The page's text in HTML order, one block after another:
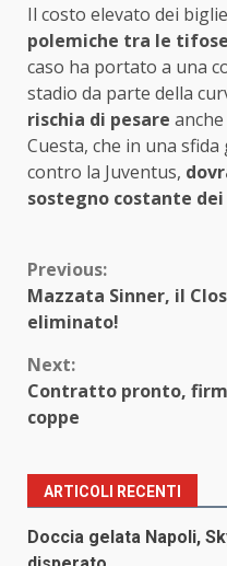
Il costo elevato dei
polemiche tra le
caso ha portato a una
stadio da parte della
rischia di pesare
Cuesta, che in una
contro la Juventus,
sostegno costante
Continue
Reading
Previous:
Mazzata Sinner, il
eliminato!
Next:
Contratto pronto,
coppe
ARTICOLI RECENTI
Doccia gelata Napoli,